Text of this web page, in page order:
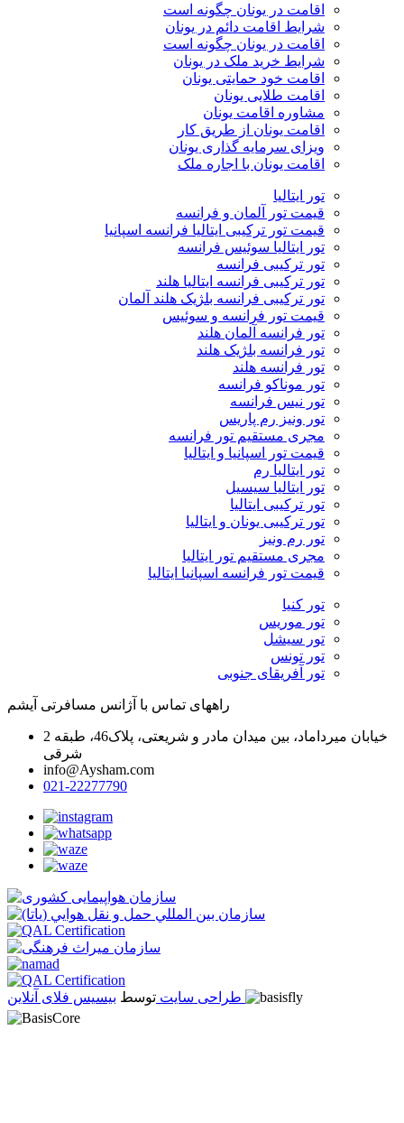
اقامت در یونان چگونه است
شرایط اقامت دائم در یونان
اقامت در یونان چگونه است
شرایط خرید ملک در یونان
اقامت خود حمایتی یونان
اقامت طلایی یونان
مشاوره اقامت یونان
اقامت یونان از طریق کار
ویزای سرمایه گذاری یونان
اقامت یونان با اجاره ملک
تور ایتالیا
قیمت تور آلمان و فرانسه
قیمت تور ترکیبی ایتالیا فرانسه اسپانیا
تور ایتالیا سوئیس فرانسه
تور ترکیبی فرانسه
تور ترکیبی فرانسه ایتالیا هلند
تور ترکیبی فرانسه بلژیک هلند آلمان
قیمت تور فرانسه و سوئیس
تور فرانسه آلمان هلند
تور فرانسه بلژیک هلند
تور فرانسه هلند
تور موناکو فرانسه
تور نیس فرانسه
تور ونیز رم پاریس
مجری مستقیم تور فرانسه
قیمت تور اسپانیا و ایتالیا
تور ایتالیا رم
تور ایتالیا سیسیل
تور ترکیبی ایتالیا
تور ترکیبی یونان و ایتالیا
تور رم ونیز
مجری مستقیم تور ایتالیا
قیمت تور فرانسه اسپانیا ایتالیا
تور کنیا
تور موریس
تور سیشل
تور تونس
تور آفریقای جنوبی
راههای تماس با آژانس مسافرتی آیشم
خیابان میرداماد، بین میدان مادر و شریعتی، پلاک46، طبقه 2
شرقی
info@Aysham.com
021-22277790
طراحی سایت توسط